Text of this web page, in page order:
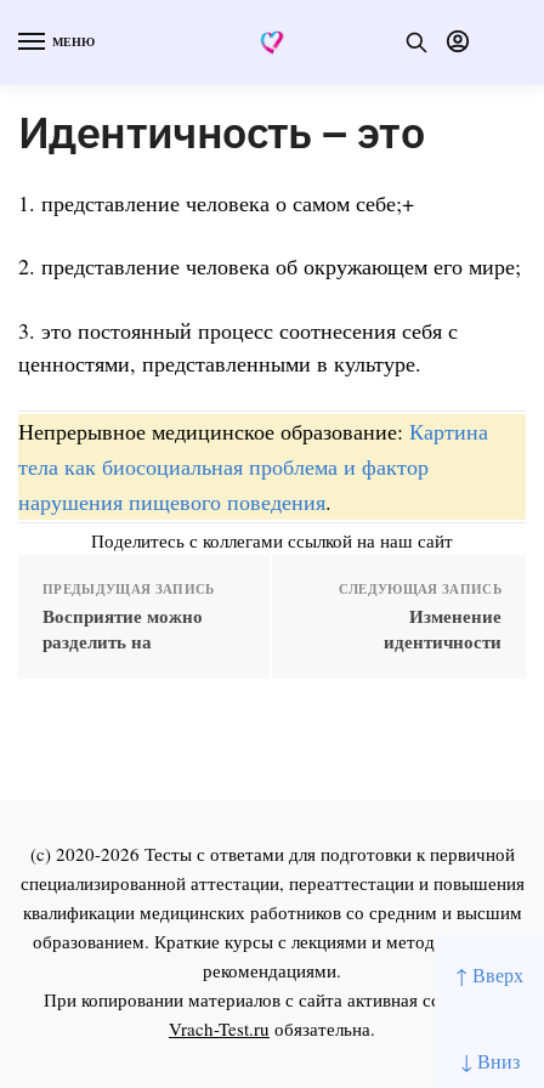
↑ Вверх
↓ Вниз
МЕНЮ
Идентичность – это
1. представление человека о самом себе;+
2. представление человека об окружающем его мире;
3. это постоянный процесс соотнесения себя с
ценностями, представленными в культуре.
Непрерывное медицинское образование: Картина
тела как биосоциальная проблема и фактор
нарушения пищевого поведения.
Поделитесь с коллегами ссылкой на наш сайт
ПРЕДЫДУЩАЯ ЗАПИСЬ
Восприятие можно
разделить на
СЛЕДУЮЩАЯ ЗАПИСЬ
Изменение
идентичности
(c) 2020-2026 Тесты с ответами для подготовки к первичной
специализированной аттестации, переаттестации и повышения
квалификации медицинских работников со средним и высшим
образованием. Краткие курсы с лекциями и методическими
рекомендациями.
При копировании материалов с сайта активная ссылка на
Vrach-Test.ru обязательна.